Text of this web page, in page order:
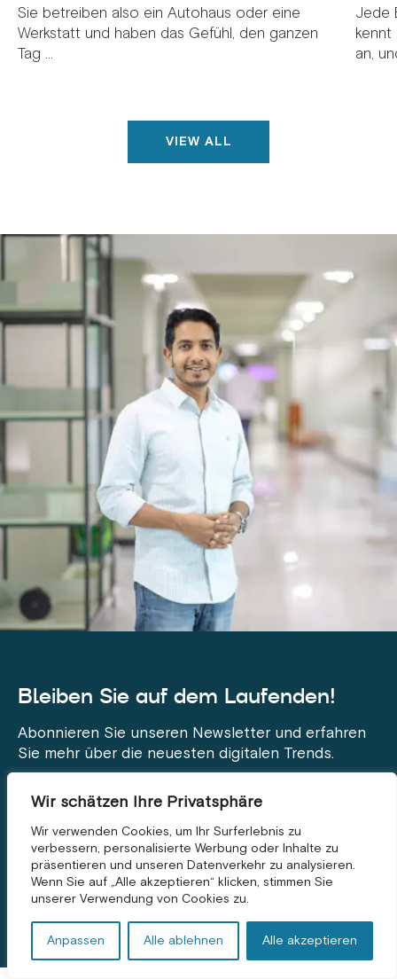
Wir schätzen Ihre Privatsphäre
Wir verwenden Cookies, um Ihr Surferlebnis zu
verbessern, personalisierte Werbung oder Inhalte zu
präsentieren und unseren Datenverkehr zu analysieren.
Wenn Sie auf „Alle akzeptieren“ klicken, stimmen Sie
unserer Verwendung von Cookies zu.
Anpassen Alle ablehnen Alle akzeptieren
KOSTENLOSE BERATUNG *
Sie betreiben also ein Autohaus oder eine
Werkstatt und haben das Gefühl, den ganzen
Tag ...
Jede
kennt
an,
VIEW ALL
Bleiben Sie auf dem Laufenden!
Abonnieren Sie unseren Newsletter und erfahren
Sie mehr über die neuesten digitalen Trends.